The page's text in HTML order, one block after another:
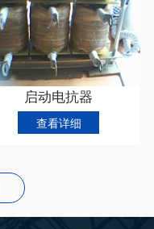
启动电抗器
查看详细